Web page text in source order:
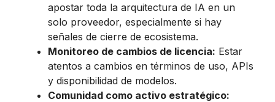
apostar toda la arquitectura de IA en un
solo proveedor, especialmente si hay
señales de cierre de ecosistema.
Monitoreo de cambios de licencia: Estar
atentos a cambios en términos de uso, APIs
y disponibilidad de modelos.
Comunidad como activo estratégico: